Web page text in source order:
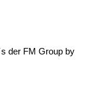
der FM Group by